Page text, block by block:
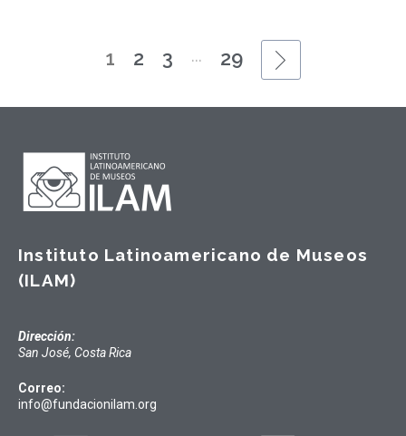
1 2 3 ... 29
Instituto Latinoamericano de Museos
(ILAM)
Dirección:
San José, Costa Rica
Correo:
info@fundacionilam.org